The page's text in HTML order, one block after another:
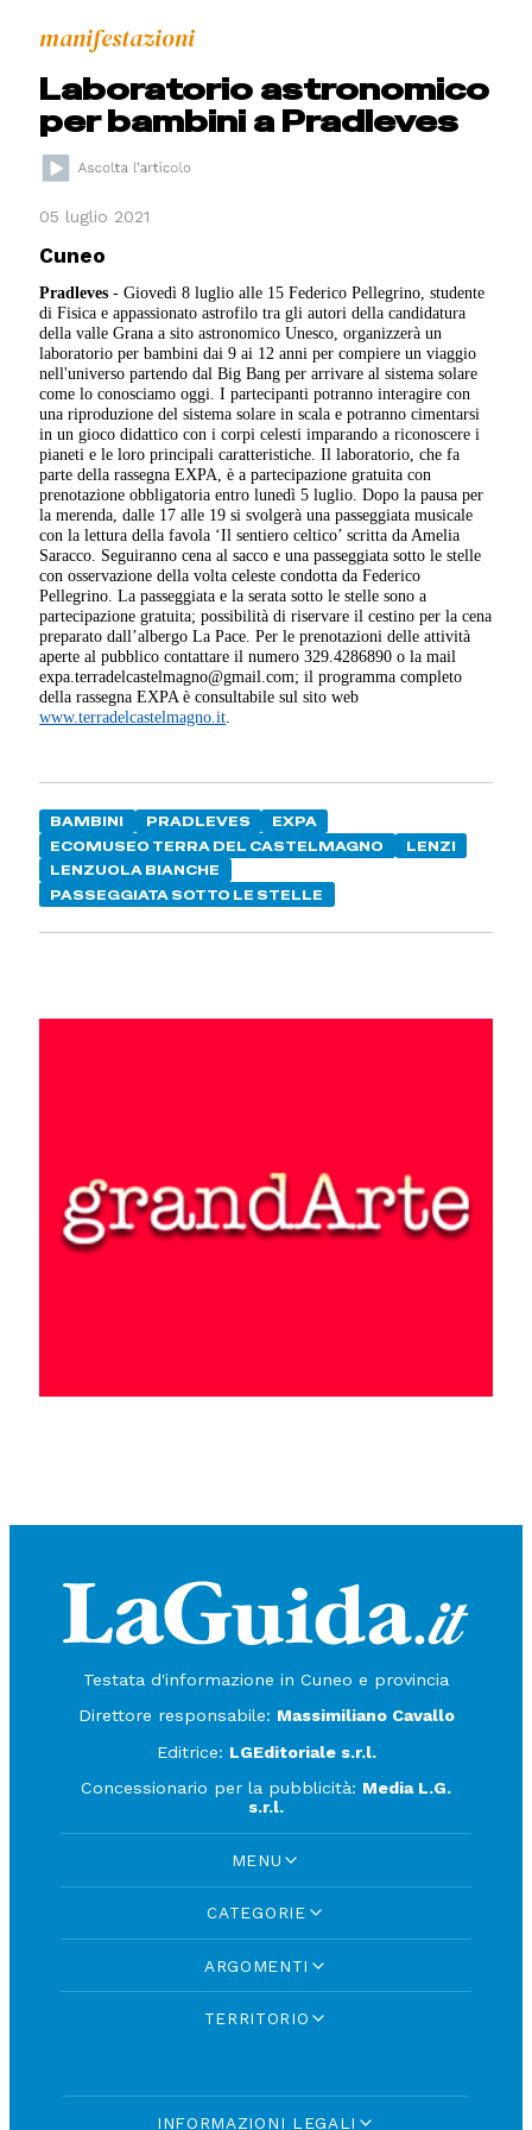
manifestazioni
Laboratorio astronomico
per bambini a Pradleves
05 luglio 2021
Cuneo
Pradleves - Giovedì 8 luglio alle 15 Federico Pellegrino, studente
di Fisica e appassionato astrofilo tra gli autori della candidatura
della valle Grana a sito astronomico Unesco, organizzerà un
laboratorio per bambini dai 9 ai 12 anni per compiere un viaggio
nell'universo partendo dal Big Bang per arrivare al sistema solare
come lo conosciamo oggi. I partecipanti potranno interagire con
una riproduzione del sistema solare in scala e potranno cimentarsi
in un gioco didattico con i corpi celesti imparando a riconoscere i
pianeti e le loro principali caratteristiche. Il laboratorio, che fa
parte della rassegna EXPA, è a partecipazione gratuita con
prenotazione obbligatoria entro lunedì 5 luglio. Dopo la pausa per
la merenda, dalle 17 alle 19 si svolgerà una passeggiata musicale
con la lettura della favola ‘Il sentiero celtico’ scritta da Amelia
Saracco. Seguiranno cena al sacco e una passeggiata sotto le stelle
con osservazione della volta celeste condotta da Federico
Pellegrino. La passeggiata e la serata sotto le stelle sono a
partecipazione gratuita; possibilità di riservare il cestino per la cena
preparato dall’albergo La Pace. Per le prenotazioni delle attività
aperte al pubblico contattare il numero 329.4286890 o la mail
expa.terradelcastelmagno@gmail.com; il programma completo
della rassegna EXPA è consultabile sul sito web
www.terradelcastelmagno.it.
BAMBINI PRADLEVES
EXPA
ECOMUSEO TERRA DEL CASTELMAGNO
LENZI
LENZUOLA BIANCHE
PASSEGGIATA SOTTO LE STELLE
Testata d'informazione in Cuneo e provincia
Direttore responsabile: Massimiliano Cavallo
Editrice: LGEditoriale s.r.l.
Concessionario per la pubblicità: Media L.G.
s.r.l.
MENU
CATEGORIE
ARGOMENTI
TERRITORIO
INFORMAZIONI LEGALI